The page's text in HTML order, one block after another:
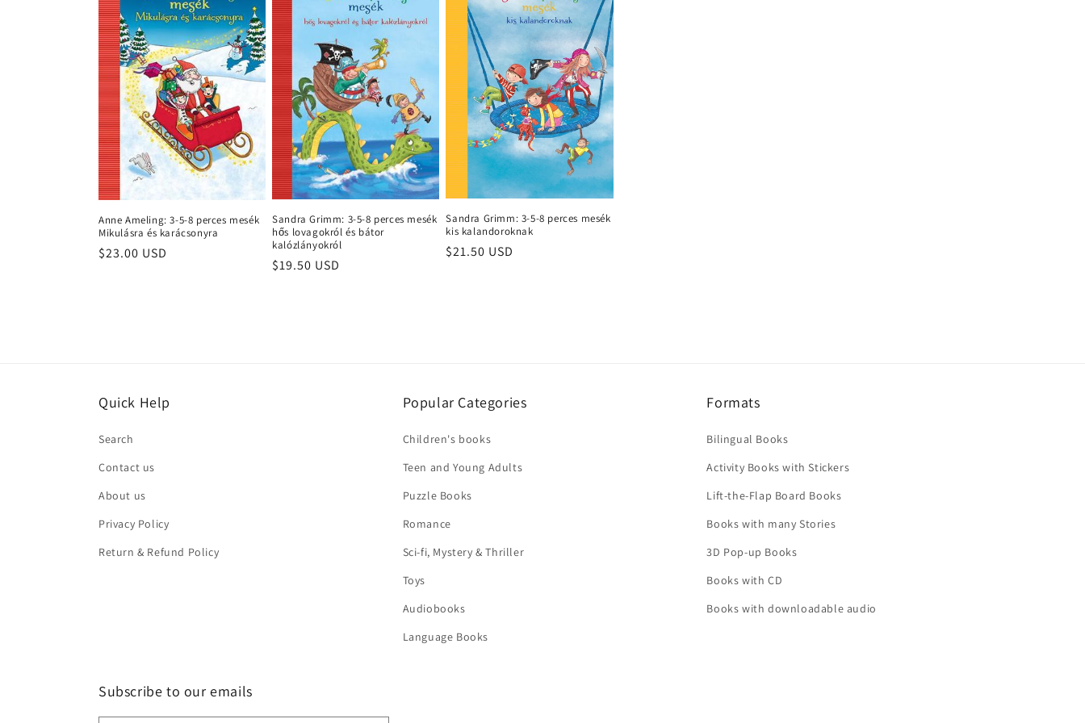
e
c
t
i
o
n
:
Anne Ameling: 3-5-8 perces mesék
Mikulásra és karácsonyra
Regular
$23.00 USD
Sandra Grimm: 3-5-8 perces mesék
hős lovagokról és bátor
kalózlányokról
Regular
$19.50 USD
Sandra Grimm: 3-5-8 perces mesék
kis kalandoroknak
Regular
$21.50 USD
Quick Help
Search
Contact us
About us
Privacy Policy
Return & Refund Policy
Popular Categories
Children's books
Teen and Young Adults
Puzzle Books
Romance
Sci-fi, Mystery & Thriller
Toys
Audiobooks
Language Books
Formats
Bilingual Books
Activity Books with Stickers
Lift-the-Flap Board Books
Books with many Stories
3D Pop-up Books
Books with CD
Books with downloadable audio
Subscribe to our emails